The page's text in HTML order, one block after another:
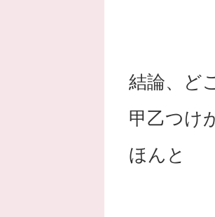
結論、ど
甲乙つけ
ほんと